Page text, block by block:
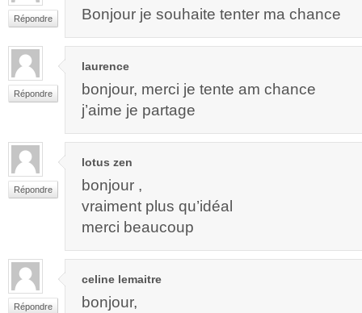
Répondre Bonjour je souhaite tenter ma chance
Répondre
laurence
bonjour, merci je tente am chance
j’aime je partage
Répondre
lotus zen
bonjour ,
vraiment plus qu’idéal
merci beaucoup
Répondre
celine lemaitre
bonjour,